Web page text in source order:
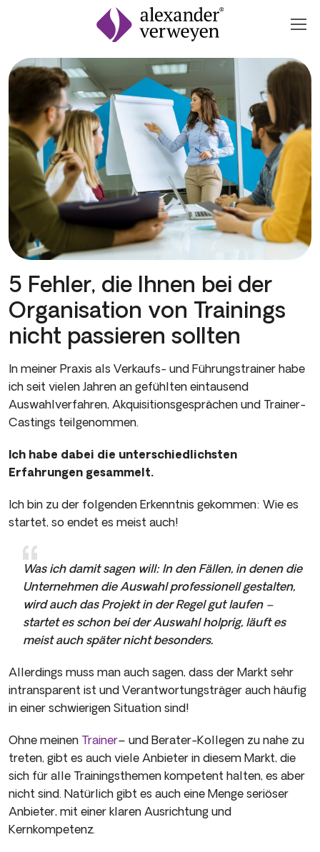
Zum Inhalt springen
5 Fehler, die Ihnen bei der
Organisation von Trainings
nicht passieren sollten
In meiner Praxis als Verkaufs- und Führungstrainer habe
ich seit vielen Jahren an gefühlten eintausend
Auswahlverfahren, Akquisitionsgesprächen und Trainer-
Castings teilgenommen.
Ich habe dabei die unterschiedlichsten
Erfahrungen gesammelt.
Ich bin zu der folgenden Erkenntnis gekommen: Wie es
startet, so endet es meist auch!
Was ich damit sagen will: In den Fällen, in denen die
Unternehmen die Auswahl professionell gestalten,
wird auch das Projekt in der Regel gut laufen –
startet es schon bei der Auswahl holprig, läuft es
meist auch später nicht besonders.
Allerdings muss man auch sagen, dass der Markt sehr
intransparent ist und Verantwortungsträger auch häufig
in einer schwierigen Situation sind!
Ohne meinen Trainer– und Berater-Kollegen zu nahe zu
treten, gibt es auch viele Anbieter in diesem Markt, die
sich für alle Trainingsthemen kompetent halten, es aber
nicht sind. Natürlich gibt es auch eine Menge seriöser
Anbieter, mit einer klaren Ausrichtung und
Kernkompetenz.